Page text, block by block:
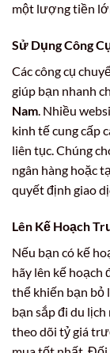
một lượng tiền
Sử Dụng Công
Các công cụ
giúp bạn nhanh
Nam. Nhiều
kinh tế cung cấp
liên tục. Chúng
ngân hàng hoặc
quyết định giao
Lên Kế Hoạch
Nếu bạn có kế
hãy lên kế
thể khiến bạn bỏ
bạn sắp đi du
theo dõi tỷ giá